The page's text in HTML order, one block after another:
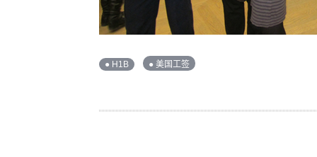
● H1B ● 美国工签